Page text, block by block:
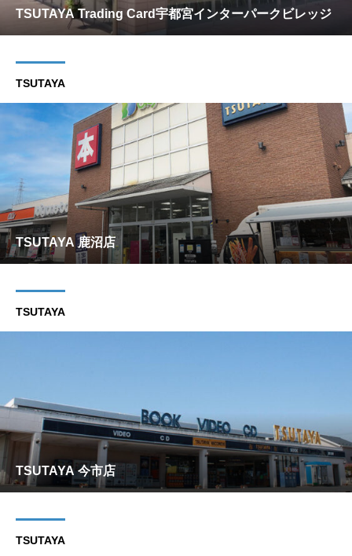
TSUTAYA Trading Card宇都宮インターパークビレッジ
TSUTAYA
TSUTAYA 鹿沼店
TSUTAYA
TSUTAYA 今市店
TSUTAYA